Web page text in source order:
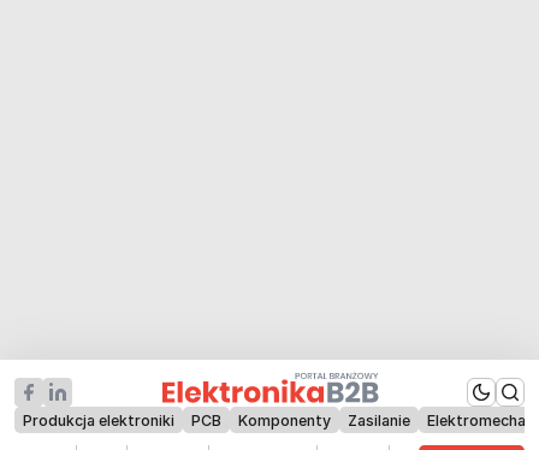
Produkcja elektroniki PCB Komponenty Zasilanie